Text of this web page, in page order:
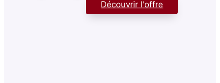
Découvrir l'offre